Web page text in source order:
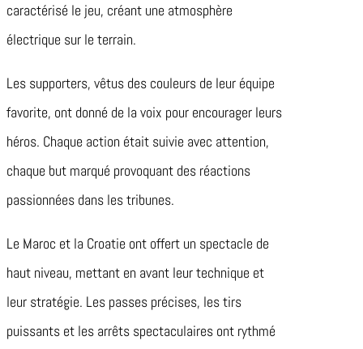
caractérisé le jeu, créant une atmosphère
électrique sur le terrain.
Les supporters, vêtus des couleurs de leur équipe
favorite, ont donné de la voix pour encourager leurs
héros. Chaque action était suivie avec attention,
chaque but marqué provoquant des réactions
passionnées dans les tribunes.
Le Maroc et la Croatie ont offert un spectacle de
haut niveau, mettant en avant leur technique et
leur stratégie. Les passes précises, les tirs
puissants et les arrêts spectaculaires ont rythmé